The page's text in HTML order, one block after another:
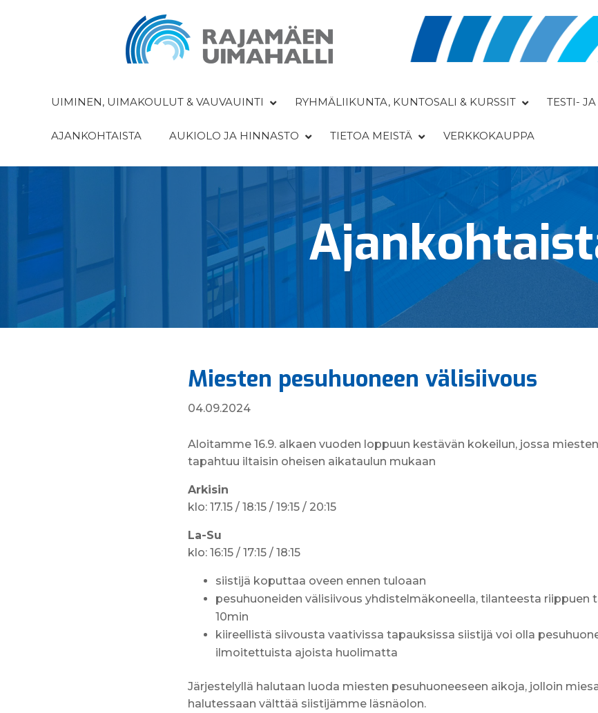
UIMINEN, UIMAKOULUT & VAUVAUINTI RYHMÄLIIKUNTA, KUNTOSALI & KURSSIT TESTI-
AJANKOHTAISTA AUKIOLO JA HINNASTO TIETOA MEISTÄ VERKKOKAUPPA
Miesten pesuhuoneen välisiivous
04.09.2024
Aloitamme 16.9. alkaen vuoden loppuun kestävän kokeilun, jossa
tapahtuu iltaisin oheisen aikataulun mukaan
Arkisin
klo: 17.15 / 18:15 / 19:15 / 20:15
La-Su
klo: 16:15 / 17:15 / 18:15
siistijä koputtaa oveen ennen tuloaan
pesuhuoneiden välisiivous yhdistelmäkoneella, tilanteesta riippuen
10min
kiireellistä siivousta vaativissa tapauksissa siistijä voi olla
ilmoitettuista ajoista huolimatta
Järjestelyllä halutaan luoda miesten pesuhuoneeseen aikoja, jolloin
halutessaan välttää siistijämme läsnäolon.